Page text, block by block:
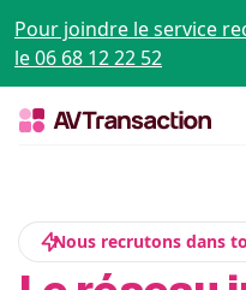
Pour joindre le service
le 06 68 12 22 52
Nous recrutons dans